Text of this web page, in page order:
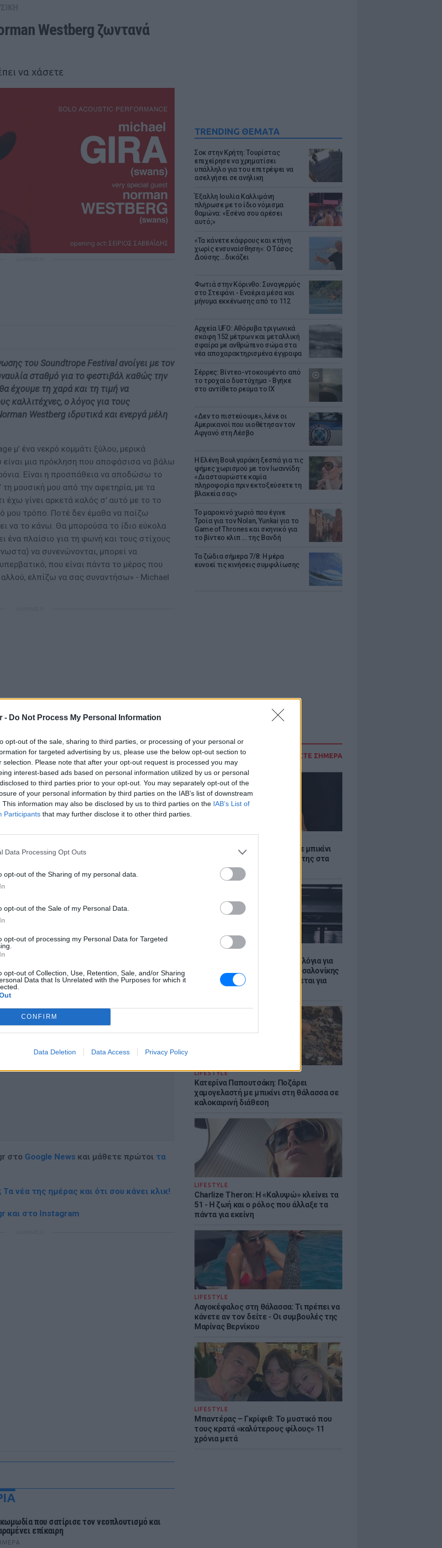
- Do Not Process My Personal Information
opt-out of the sale, sharing to third parties, or processing of your personal or
for targeted advertising by us, please use the below opt-out section to
selection. Please note that after your opt-out request is processed you may
interest-based ads based on personal information utilized by us or personal
to third parties prior to your opt-out. You may separately opt-out of the
of your personal information by third parties on the IAB’s list of downstream
This information may also be disclosed by us to third parties on the IAB’s List of
Participants that may further disclose it to other third parties.
Data Processing Opt Outs
opt-out of the Sharing of my personal data.
opt-out of the Sale of my Personal Data.
opt-out of processing my Personal Data for Targeted
opt-out of Collection, Use, Retention, Sale, and/or Sharing
Data that Is Unrelated with the Purposes for which it
CONFIRM
Data Deletion Data Access Privacy Policy
TRENDING ΘΕΜΑΤΑ
Σοκ στην Κρήτη: Τουρίστας
επιχείρησε να χρηματίσει
υπάλληλο για του επιτρέψει να
ασελγήσει σε ανήλικη
Έξαλλη Ιουλία Καλλιμάνη
πλήρωσε με το ίδιο νόμισμα
θαμώνα: «Εσένα σου αρέσει
αυτό;»
«Τα κάνετε κάφρους και κτήνη
χωρίς ενσυναίσθηση»: Ο Τάσος
Δούσης...δικάζει
Φωτιά στην Κόρινθο: Συναγερμός
στο Στεφάνι - Εναέρια μέσα και
μήνυμα εκκένωσης από το 112
Αρχεία UFO: Αθόρυβα τριγωνικά
σκάφη 152 μέτρων και μεταλλική
σφαίρα με ανθρώπινο σώμα στα
νέα αποχαρακτηρισμένα έγγραφα
Σέρρες: Βίντεο-ντοκουμέντο από
το τροχαίο δυστύχημα - Βγήκε
στο αντίθετο ρεύμα το ΙΧ
«Δεν το πιστεύουμε», λένε οι
Αμερικανοί που υιοθέτησαν τον
Αφγανό στη Λέσβο
Η Ελένη Βουλγαράκη ξεσπά για τις
φήμες χωρισμού με τον Ιωαννίδη:
«Διασταυρώστε καμία
πληροφορία πριν εκτοξεύσετε τη
βλακεία σας»
Το μαροκινό χωριό που έγινε
Τροία για τον Nolan, Yunkai για το
Game of Thrones και σκηνικό για
το βίντεο κλιπ ... της Βανδή
Τα ζώδια σήμερα 7/8: Η μέρα
ευνοεί τις κινήσεις συμφιλίωσης
ΔΙΑΒΑΣΤΕ ΣΗΜΕΡΑ
Η Τατιάνα Στεφανίδου φόρεσε μπικίνι
και εντυπωσίασε με το κορμί της στα
καταγάλανα νερά του Ιονίου
ΕΙΔΗΣΕΙΣ
Απόψε τα δοκιμαστικά δρομολόγια για
την επέκταση του Μετρό Θεσσαλονίκης
προς Καλαμαριά - Τι προβλέπεται για
LIFESTYLE
Κατερίνα Παπουτσάκη: Ποζάρει
χαμογελαστή με μπικίνι στη θάλασσα σε
καλοκαιρινή διάθεση
LIFESTYLE
Charlize Theron: Η «Καλυψώ» κλείνει τα
51 - H ζωή και ο ρόλος που άλλαξε τα
πάντα για εκείνη
LIFESTYLE
Λαγοκέφαλος στη θάλασσα: Τι πρέπει να
κάνετε αν τον δείτε - Οι συμβουλές της
Μαρίνας Βερνίκου
LIFESTYLE
Μπαντέρας – Γκρίφιθ: Το μυστικό που
τους κρατά «καλύτερους φίλους» 11
χρόνια μετά
Westberg ζωντανά
να χάσετε
του Soundtrope Festival ανοίγει με τον
σταθμό για το φεστιβάλ καθώς την
έχουμε τη χαρά και τη τιμή να
καλλιτέχνες, ο λόγος για τους
Westberg ιδρυτικά και ενεργά μέλη
μ’ ένα νεκρό κομμάτι ξύλου, μερικά
μια πρόκληση που αποφάσισα να βάλω
Είναι η προσπάθεια να αποδώσω το
μουσική μου από την αφετηρία, με τα
γίνει αρκετά καλός σ’ αυτό με το το
μου τρόπο. Ποτέ δεν έμαθα να παίζω
να το κάνω. Θα μπορούσα το ίδιο εύκολα
ένα πλαίσιο για τη φωνή και τους στίχους
να συνενώνονται, μπορεί να
που είναι πάντα το μέρος που
ελπίζω να σας συναντήσω» - Michael
αποθεωτικές κριτικές από το μουσικό
η τελευταία περιοδεία των Swans έληξε
της Νέας Υόρκης τον Νοέμβρη του 2017.
γράφει το υλικό για τη νέα εκδοχή των
τις ηχογραφήσεις να έχουν ξεκινήσει ήδη
με παλαιότερα κομμάτια στο παρόν tour.
μέλος των Swans από το 1982 μέχρι
guest σε όλες τις ημερομηνίες.
στο εμβληματικό και ιστορικό κτίριο της
στο κέντρο της πόλης των Ιωαννίνων
μία συγκλονιστική και μοναδική εμπειρία
στο Google News και μάθετε πρώτοι τα
νέα της ημέρας και ότι σου κάνει κλικ!
και στο Instagram
που σατίρισε τον νεοπλουτισμό και
επίκαιρη